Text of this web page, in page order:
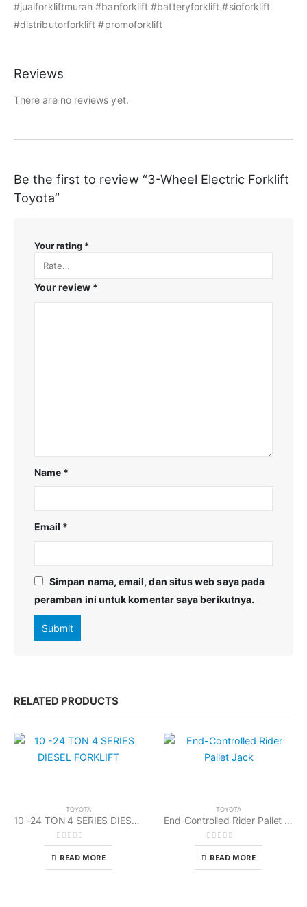
#jualforkliftmurah #banforklift #batteryforklift #sioforklift
#distributorforklift #promoforklift
Reviews
There are no reviews yet.
Be the first to review “3-Wheel Electric Forklift
Toyota”
Your rating *
Your review *
Name *
Email *
Simpan nama, email, dan situs web saya pada
peramban ini untuk komentar saya berikutnya.
RELATED PRODUCTS
TOYOTA
10 -24 TON 4 SERIES DIESEL FORKLIFT
0out of 5
READ MORE
TOYOTA
End-Controlled Rider Pallet Jack Toyota
0out of 5
READ MORE